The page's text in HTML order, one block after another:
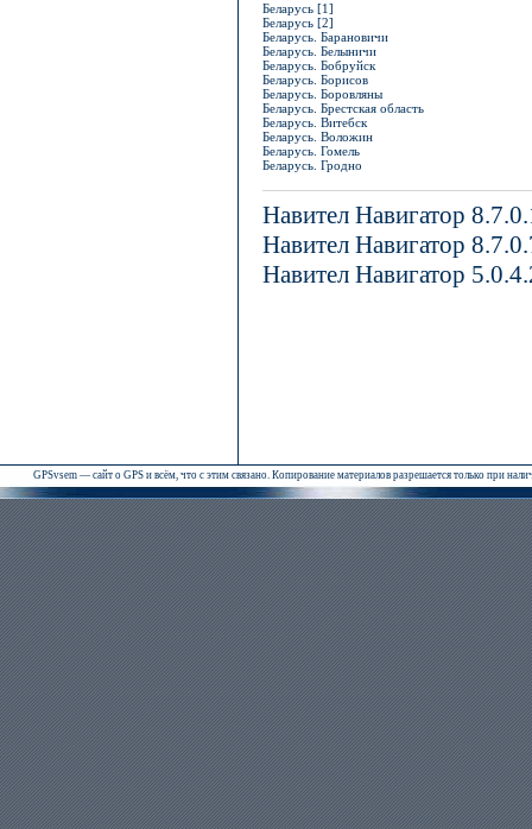
Беларусь [1]
Беларусь [2]
Беларусь. Барановичи
Беларусь. Белыничи
Беларусь. Бобруйск
Беларусь. Борисов
Беларусь. Боровляны
Беларусь. Брестская область
Беларусь. Витебск
Беларусь. Воложин
Беларусь. Гомель
Беларусь. Гродно
Навител Навигатор
Навител Навигатор
Навител Навигатор
GPSvsem — сайт о GPS и всём, что с этим связано. Копирование материалов разрешается только при